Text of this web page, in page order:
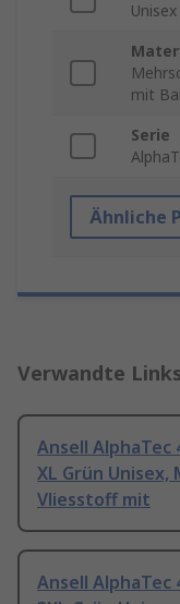
Unisex
mit
Serie
Ähnliche
Verwandte
Ansell AlphaTec
XL Grün
Vliesstoff mit
Ansell AlphaTec